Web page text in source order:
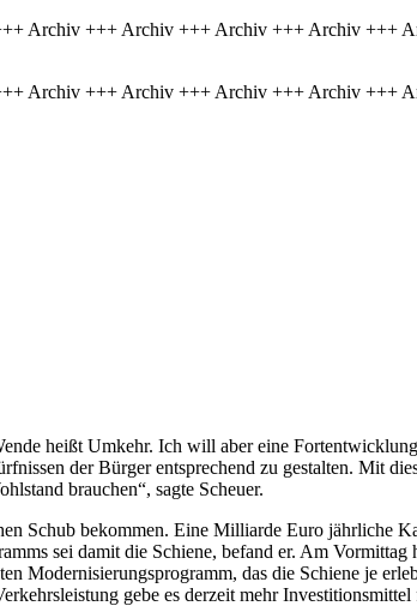
Archiv +++ Archiv +++ Archiv +++ Archiv +++
Archiv +++ Archiv +++ Archiv +++ Archiv +++
heißt Umkehr. Ich will aber eine
der Bürger entsprechend zu gestalten. Mit
brauchen“, sagte Scheuer.
Schub bekommen. Eine Milliarde Euro jährliche
sei damit die Schiene, befand er. Am Vormittag
Modernisierungsprogramm, das die Schiene je
gebe es derzeit mehr